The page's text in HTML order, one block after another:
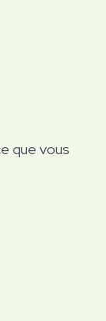
que vous